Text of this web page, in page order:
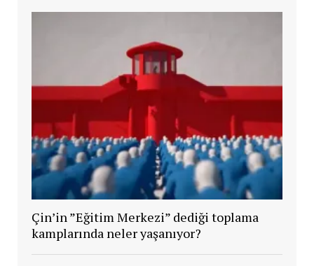
Çin’in ”Eğitim Merkezi” dediği toplama
kamplarında neler yaşanıyor?